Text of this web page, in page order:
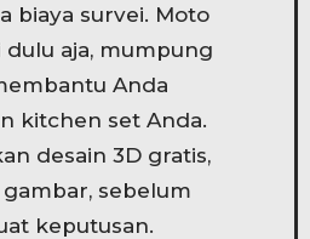
biaya survei. Moto
dulu aja, mumpung
Anda
kitchen set Anda.
desain 3D gratis,
sebelum
keputusan.